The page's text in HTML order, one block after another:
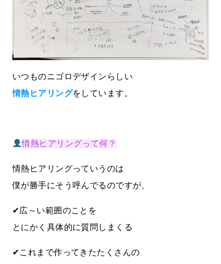
いつものニゴロデザインらしい
情熱ヒアリングをしています。
情熱ヒアリングって何？
情熱ヒアリングっていうのは
僕が勝手にそう呼んでるのですが、
✔広～い範囲のことを
とにかく具体的に質問しまくる
✔これまで作ってきたたくさんの